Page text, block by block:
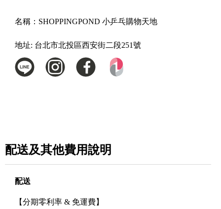
名稱： SHOPPINGPOND 小乒乓購物天地
地址: 台北市北投區西安街二段251號
配送及其他費用說明
配送
【分期零利率 & 免運費】